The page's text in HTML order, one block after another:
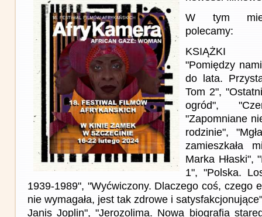
W tym
polecamy:
KSIĄŻKI
"Pomiędzy
do lata.
Tom 2",
ogród",
"Zapomniane
rodzinie",
zamieszkała
Marka Hłaski",
1", "Polska.
1939-1989", "Wyćwiczony. Dlaczego coś, czego
nie wymagała, jest tak zdrowe i
Janis Joplin", "Jerozolima. Nowa biografia